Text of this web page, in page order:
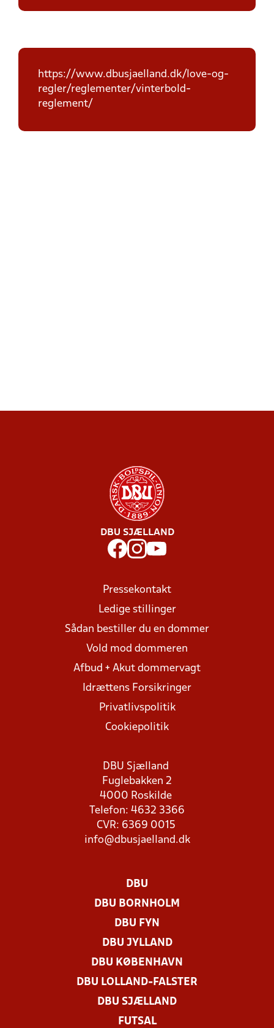
https://www.dbusjaelland.dk/love-og-
regler/reglementer/vinterbold-
reglement/
DBU SJÆLLAND
Pressekontakt
Ledige stillinger
Sådan bestiller du en dommer
Vold mod dommeren
Afbud + Akut dommervagt
Idrættens Forsikringer
Privatlivspolitik
Cookiepolitik
DBU Sjælland
Fuglebakken 2
4000 Roskilde
Telefon: 4632 3366
CVR: 6369 0015
info@dbusjaelland.dk
DBU
DBU BORNHOLM
DBU FYN
DBU JYLLAND
DBU KØBENHAVN
DBU LOLLAND-FALSTER
DBU SJÆLLAND
FUTSAL